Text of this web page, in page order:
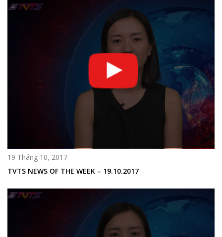
19 Tháng 10, 2017
TVTS NEWS OF THE WEEK – 19.10.2017